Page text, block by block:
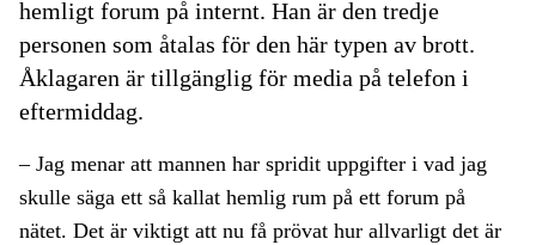
hemligt forum på internt. Han är den tredje
personen som åtalas för den här typen av brott.
Åklagaren är tillgänglig för media på telefon i
eftermiddag.
– Jag menar att mannen har spridit uppgifter i vad jag
skulle säga ett så kallat hemlig rum på ett forum på
nätet. Det är viktigt att nu få prövat hur allvarligt det är